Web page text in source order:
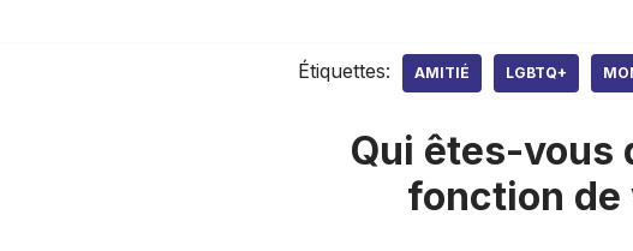
Étiquettes: AMITIÉ LGBTQ+
Qui êtes-vous
fonction de